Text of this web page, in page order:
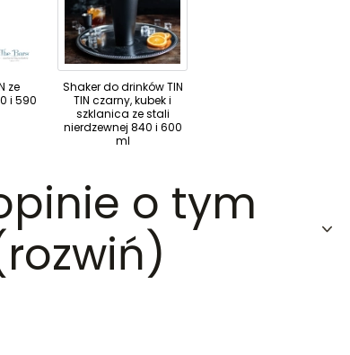
ze
i 590
Shaker do drinków TIN
TIN czarny, kubek i
szklanica ze stali
nierdzewnej 840 i 600
ml
o tym